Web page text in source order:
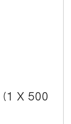
(1 X 500